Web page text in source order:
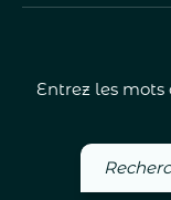
Entrez les mots
Recherchez
sur